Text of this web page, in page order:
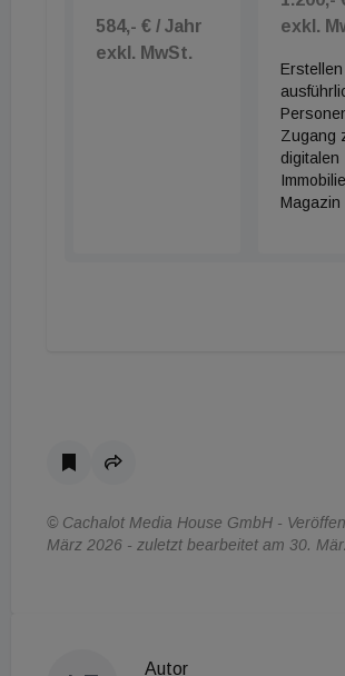
584,- € / Jahr
exkl. MwSt.
exkl.
Zugang
digitalen
Magazin
© Cachalot Media House GmbH -
März 2026 - zuletzt bearbeitet am 30.
Autor